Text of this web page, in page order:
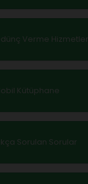
Verme
Kütüphane
Sorulan Sorular